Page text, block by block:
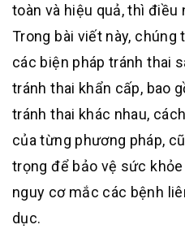
toàn và hiệu quả, thì điều
Trong bài viết này, chúng
các biện pháp tránh thai
tránh thai khẩn cấp, bao
tránh thai khác nhau,
của từng phương pháp,
trọng để bảo vệ sức
nguy cơ mắc các bệnh
dục.